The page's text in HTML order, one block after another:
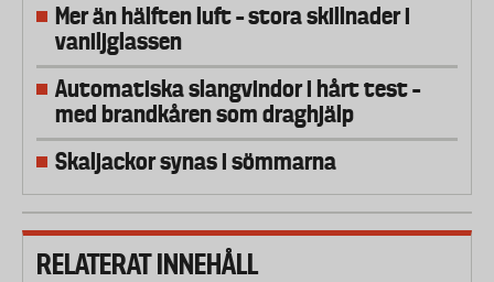
Mer än hälften luft – stora skillnader i
vaniljglassen
Automatiska slangvindor i hårt test –
med brandkåren som draghjälp
Skaljackor synas i sömmarna
RELATERAT INNEHÅLL